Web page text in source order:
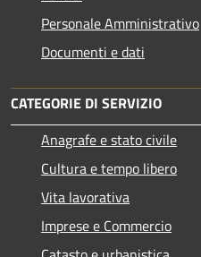
Personale Amministrativo
Documenti e dati
CATEGORIE DI SERVIZIO
Anagrafe e stato civile
Cultura e tempo libero
Vita lavorativa
Imprese e Commercio